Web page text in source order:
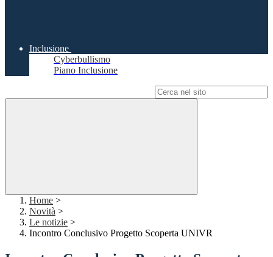
Inclusione
Cyberbullismo
Piano Inclusione
Home >
Novità >
Le notizie >
Incontro Conclusivo Progetto Scoperta UNIVR